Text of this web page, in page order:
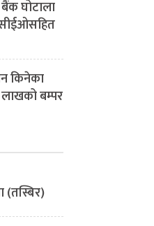
घोटाला
किनेका
बम्पर
(तस्बिर)